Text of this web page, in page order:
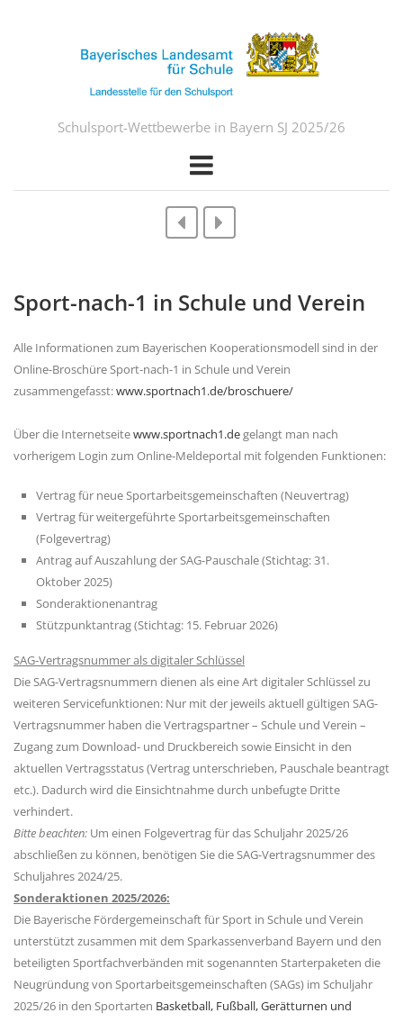
Schulsport-Wettbewerbe in Bayern SJ 2025/26
Sport-nach-1 in Schule und Verein
Alle Informationen zum Bayerischen Kooperationsmodell sind in der
Online-Broschüre Sport-nach-1 in Schule und Verein
zusammengefasst:www.sportnach1.de/broschuere/
Über die Internetseitewww.sportnach1.degelangt man nach
vorherigem Login zum Online-Meldeportal mit folgenden Funktionen:
Vertrag für neue Sportarbeitsgemeinschaften (Neuvertrag)
Vertrag für weitergeführte Sportarbeitsgemeinschaften
(Folgevertrag)
Antrag auf Auszahlung der SAG-Pauschale (Stichtag: 31.
Oktober 2025)
Sonderaktionenantrag
Stützpunktantrag (Stichtag: 15. Februar 2026)
SAG-Vertragsnummer als digitaler Schlüssel
Die SAG-Vertragsnummern dienen als eine Art digitaler Schlüssel zu
weiteren Servicefunktionen: Nur mit der jeweils aktuell gültigen SAG-
Vertragsnummer haben die Vertragspartner – Schule und Verein –
Zugang zum Download- und Druckbereich sowie Einsicht in den
aktuellen Vertragsstatus (Vertrag unterschrieben, Pauschale beantragt
etc.). Dadurch wird die Einsichtnahme durch unbefugte Dritte
verhindert.
Bitte beachten: Um einen Folgevertrag für das Schuljahr 2025/26
abschließen zu können, benötigen Sie die SAG-Vertragsnummer des
Schuljahres 2024/25.
Sonderaktionen 2025/2026:
Die Bayerische Fördergemeinschaft für Sport in Schule und Verein
unterstützt zusammen mit dem Sparkassenverband Bayern und den
beteiligten Sportfachverbänden mit sogenannten Starterpaketen die
Neugründung von Sportarbeitsgemeinschaften (SAGs) im Schuljahr
2025/26 in den Sportarten Basketball, Fußball,Gerätturnen und